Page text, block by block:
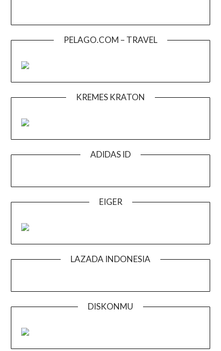
PELAGO.COM – TRAVEL
KREMES KRATON
ADIDAS ID
EIGER
LAZADA INDONESIA
DISKONMU